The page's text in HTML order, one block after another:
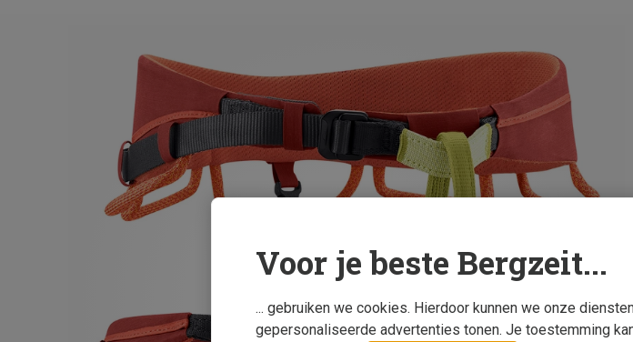
Voor je beste Bergzeit...
... gebruiken we cookies. Hierdoor kunnen we onze
gepersonaliseerde advertenties tonen. Je toestemming